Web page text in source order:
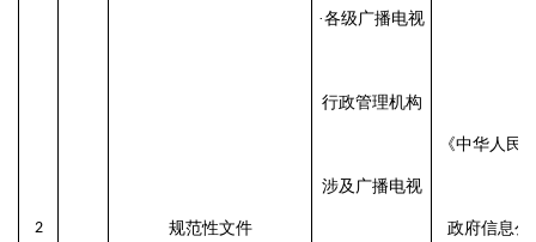
2 规范性文件
·各级广播电视
行政管理机构
涉及广播电视
《中华人民
政府信息公